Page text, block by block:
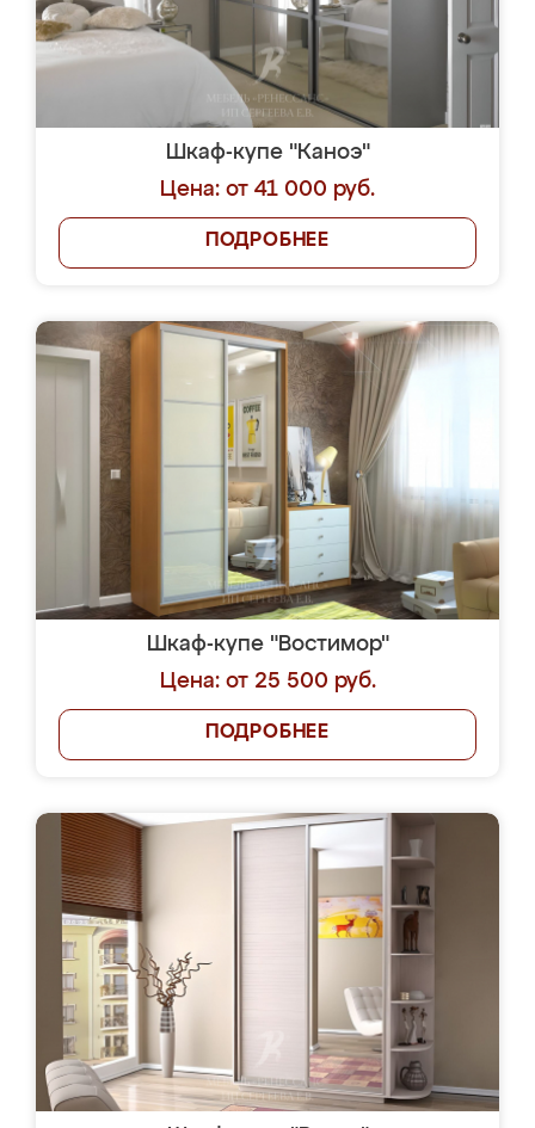
Шкаф-купе "Каноэ"
Цена: от 41 000 руб.
ПОДРОБНЕЕ
Шкаф-купе "Востимор"
Цена: от 25 500 руб.
ПОДРОБНЕЕ